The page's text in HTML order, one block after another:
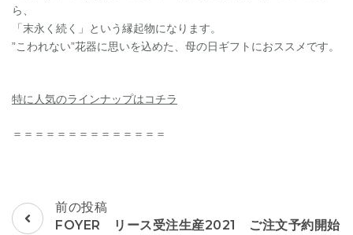
ら、
「末永く続く」という縁起物になります。
”こわれない”花器に思いを込めた、母の日ギフトにおススメです。
特に人気のラインナップはコチラ
＝＝＝＝＝＝＝＝＝＝＝＝＝＝
投
稿
前の投稿
FOYER リース受注生産2021 ご注文予約開始